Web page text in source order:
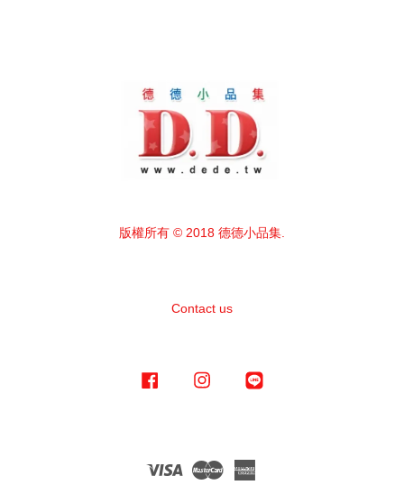
版權所有 © 2018 德德小品集.
Contact us
Facebook Instagram
Visa Master